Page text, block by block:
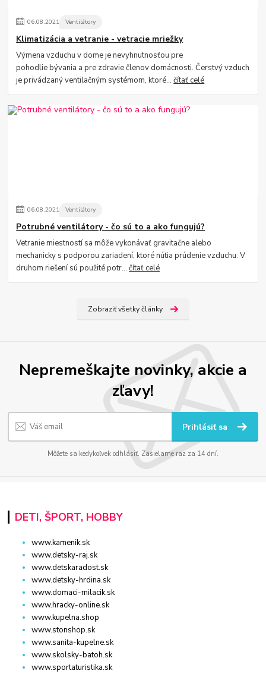
06.08.2021 Ventilátory
Klimatizácia a vetranie - vetracie mriežky
Výmena vzduchu v dome je nevyhnutnosťou pre
pohodlie bývania a pre zdravie členov domácnosti. Čerstvý vzduch
je privádzaný ventilačným systémom, ktoré...čítať celé
06.08.2021 Ventilátory
Potrubné ventilátory - čo sú to a ako fungujú?
Vetranie miestností sa môže vykonávať gravitačne alebo
mechanicky s podporou zariadení, ktoré nútia prúdenie vzduchu. V
druhom riešení sú použité potr...čítať celé
Zobraziť všetky články
Nepremeškajte novinky, akcie a
zľavy!
Prihlásiť sa
Môžete sa kedykoľvek odhlásiť. Zasielame raz za 14 dní.
DETI, ŠPORT, HOBBY
www.kamenik.sk
www.detsky-raj.sk
www.detskaradost.sk
www.detsky-hrdina.sk
www.domaci-milacik.sk
www.hracky-online.sk
www.kupelna.shop
www.stonshop.sk
www.sanita-kupelne.sk
www.skolsky-batoh.sk
www.sportaturistika.sk